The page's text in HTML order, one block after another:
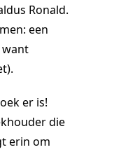
Ronald.
een
want
er is!
die
erin om